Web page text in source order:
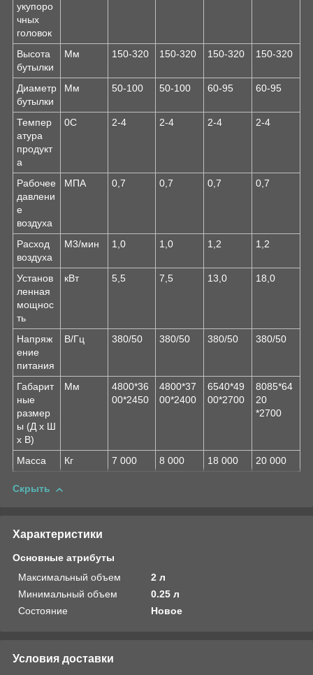
укупоро
чных
головок
Высота
бутылки
Мм 150-320 150-320 150-320 150-320
Диаметр
бутылки
Мм 50-100 50-100 60-95 60-95
Темпер
атура
продукт
а
0С 2-4 2-4 2-4 2-4
Рабочее
давлени
е
воздуха
МПА 0,7 0,7 0,7 0,7
Расход
воздуха
М3/мин 1,0 1,0 1,2 1,2
Установ
ленная
мощнос
ть
кВт 5,5 7,5 13,0 18,0
Напряж
ение
питания
В/Гц 380/50 380/50 380/50 380/50
Габарит
ные
размер
ы (Д х Ш
х В)
Мм
4800*36
00*2450
4800*37
00*2400
6540*49
00*2700
8085*64
20
*2700
Масса Кг 7 000 8 000 18 000 20 000
Скрыть
Характеристики
Основные атрибуты
Максимальный объем
2 л
Минимальный объем
0.25 л
Состояние
Новое
Условия доставки